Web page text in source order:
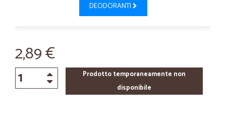
DEODORANTI
2,89 €
Prodotto temporaneamente non
disponibile